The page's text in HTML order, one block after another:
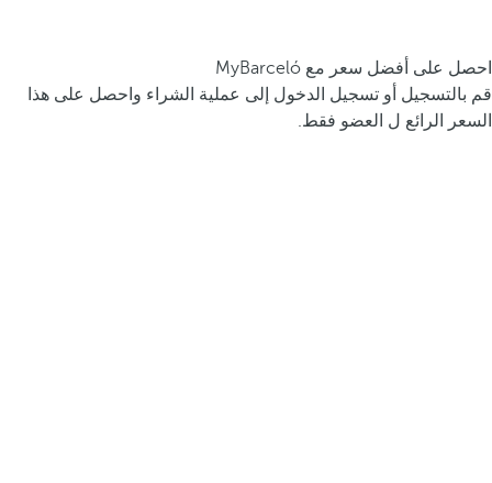
احصل على أفضل سعر مع MyBarceló
قم بالتسجيل أو تسجيل الدخول إلى عملية الشراء واحصل على هذا
السعر الرائع ل العضو فقط.